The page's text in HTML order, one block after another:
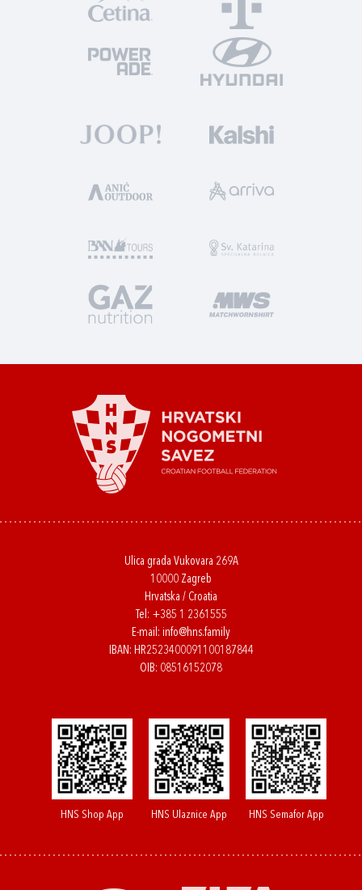
Ulica grada Vukovara 269A
10000 Zagreb
Hrvatska / Croatia
Tel: +385 1 2361555
E-mail: info@hns.family
IBAN: HR2523400091100187844
OIB: 08516152078
HNS Shop App HNS Ulaznice App HNS Semafor App